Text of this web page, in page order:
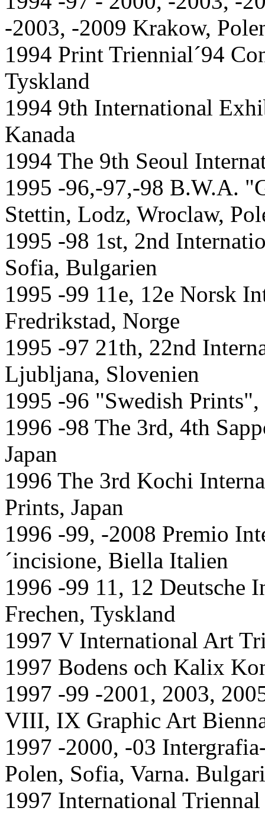
-2003, -2009 Krakow,
1994 Print Triennial´94
Tyskland
1994 9th International
Kanada
1994 The 9th Seoul
1995 -96,-97,-98 B.W.A.
Stettin, Lodz, Wroclaw,
1995 -98 1st, 2nd
Sofia, Bulgarien
1995 -99 11e, 12e Norsk
Fredrikstad, Norge
1995 -97 21th, 22nd
Ljubljana, Slovenien
1995 -96 "Swedish
1996 -98 The 3rd, 4th
Japan
1996 The 3rd Kochi
Prints, Japan
1996 -99, -2008 Premio
´incisione, Biella Italien
1996 -99 11, 12 Deutsche
Frechen, Tyskland
1997 V International Art
1997 Bodens och Kalix
1997 -99 -2001, 2003,
VIII, IX Graphic Art
1997 -2000, -03
Polen, Sofia, Varna.
1997 International